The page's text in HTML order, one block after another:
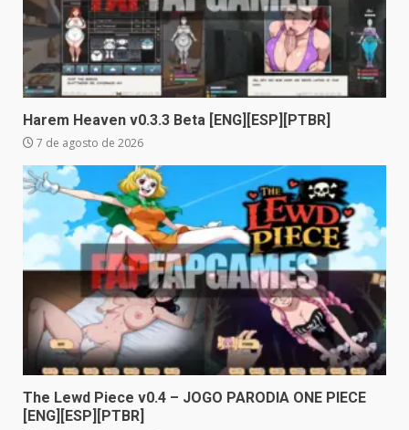
Harem Heaven v0.3.3 Beta [ENG][ESP][PTBR]
7 de agosto de 2026
The Lewd Piece v0.4 – JOGO PARODIA ONE PIECE
[ENG][ESP][PTBR]